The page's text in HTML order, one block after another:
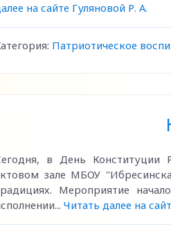
на сайте Гуляновой Р. А.
Патриотическое
в День Конституции
зале МБОУ
Мероприятие
Читать далее на